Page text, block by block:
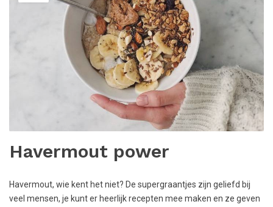
Havermout power
Havermout, wie kent het niet? De supergraantjes zijn geliefd bij
veel mensen, je kunt er heerlijk recepten mee maken en ze geven